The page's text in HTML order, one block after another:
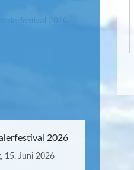
2026
15. Juni 2026